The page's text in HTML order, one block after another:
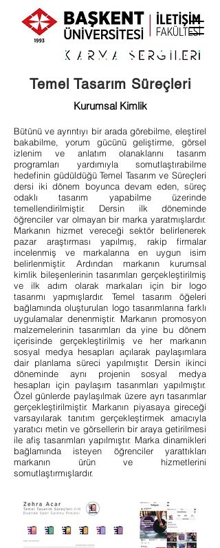
Temel Tasarım Süreçleri
Kurumsal Kimlik
Bütünü ve ayrıntıyı bir arada görebilme, eleştirel
bakabilme, yorum gücünü geliştirme, görsel
izlenim ve anlatım olanaklarını tasarım
programları yardımıyla somutlaştırabilme
hedefinin güdüldüğü Temel Tasarım ve Süreçleri
dersi iki dönem boyunca devam eden, süreç
odaklı tasarım yapabilme üzerinde
temellendirilmiştir. Dersin ilk döneminde
öğrenciler var olmayan bir marka yaratmışlardır.
Markanın hizmet vereceği sektör belirlenerek
pazar araştırması yapılmış, rakip firmalar
incelenmiş ve markalarına en uygun isim
belirlenmiştir. Ardından markanın kurumsal
kimlik bileşenlerinin tasarımları gerçekleştirilmiş
ve ilk adım olarak markaları için bir logo
tasarımı yapmışlardır. Temel tasarım öğeleri
bağlamında oluşturulan logo tasarımlarına farklı
uygulamalar denenmiştir. Markanın promosyon
malzemelerinin tasarımları da yine bu dönem
içerisinde gerçekleştirilmiş ve her markanın
sosyal medya hesapları açılarak paylaşımlara
dair planlama süreci yapılmıştır. Dersin ikinci
döneminde aynı projenin sosyal medya
hesapları için paylaşım tasarımları yapılmıştır.
Özel günlerde paylaşılmak üzere ayrı tasarımlar
gerçekleştirilmiştir. Markanın piyasaya gireceği
varsayılarak tanıtım gerçekleştirmek amacıyla
yaratıcı metin ve görsellerin bir araya getirilmesi
ile afiş tasarımları yapılmıştır. Marka dinamikleri
bağlamında isteyen öğrenciler yarattıkları
markanın ürün ve hizmetlerini
somutlaştırmışlardır.